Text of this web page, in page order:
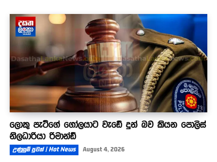
ලොකු පැටීගේ ගෝලයාට වැඩේ දුන් බව කියන පොලිස්
නිලධාරියා රිමාන්ඩ්
උණුසුම් පුවත් | Hot News August 4, 2026